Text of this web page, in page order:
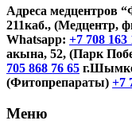
Адреса медцентров
211каб., (Медцентр,
Whatsapp: +7 708 163
акына, 52, (Парк
705 868 76 65
(Фитопрепараты) +7
Меню